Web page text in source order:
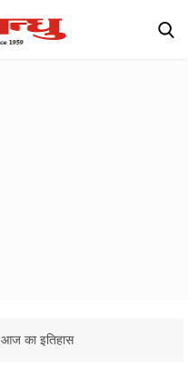
आज का इतिहास